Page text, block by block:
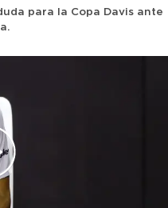
para la Copa Davis ante